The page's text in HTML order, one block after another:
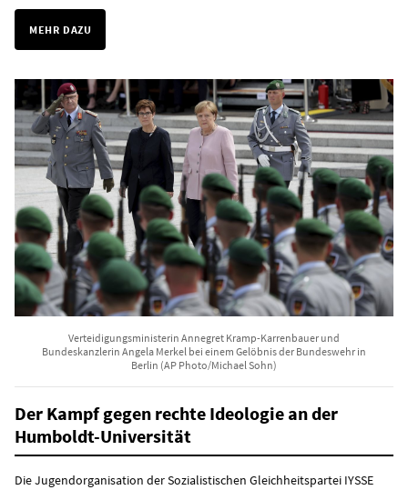
MEHR DAZU
Verteidigungsministerin Annegret Kramp-Karrenbauer und
Bundeskanzlerin Angela Merkel bei einem Gelöbnis der Bundeswehr in
Berlin (AP Photo/Michael Sohn)
Der Kampf gegen rechte Ideologie an der
Humboldt-Universität
Die Jugendorganisation der Sozialistischen Gleichheitspartei IYSSE